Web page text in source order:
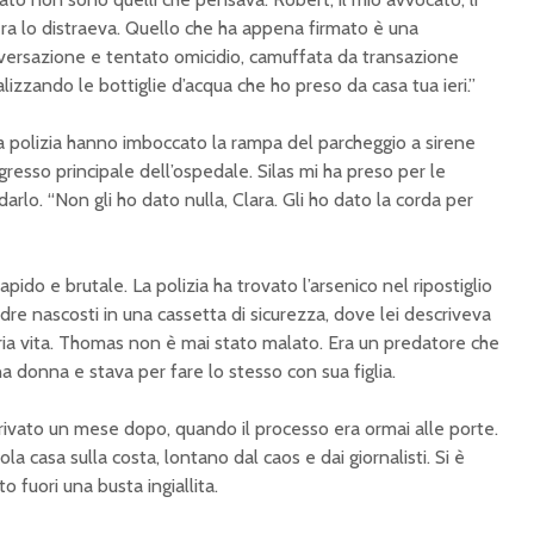
lo distraeva. Quello che ha appena firmato è una
e tentato omicidio, camuffata da transazione
le bottiglie d’acqua che ho preso da casa tua ieri.”
hanno imboccato la rampa del parcheggio a sirene
principale dell’ospedale. Silas mi ha preso per le
“Non gli ho dato nulla, Clara. Gli ho dato la corda per
e brutale. La polizia ha trovato l’arsenico nel ripostiglio
nascosti in una cassetta di sicurezza, dove lei descriveva
vita. Thomas non è mai stato malato. Era un predatore che
donna e stava per fare lo stesso con sua figlia.
un mese dopo, quando il processo era ormai alle porte.
casa sulla costa, lontano dal caos e dai giornalisti. Si è
fuori una busta ingiallita.